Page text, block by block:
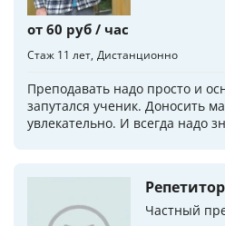
от 60 руб / час
Стаж 11 лет Дистанционно
Преподавать надо просто и
запутался ученик. Доносить
увлекательно. И всегда надо
Частный